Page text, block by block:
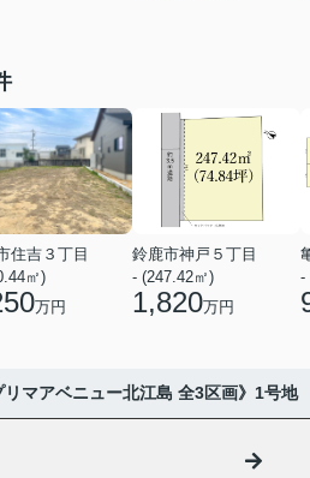
住吉３丁目
㎡)
万円
鈴鹿市神戸５丁目
- (247.42㎡)
1,820万円
-
マアベニュー北江島 全3区画》1号地